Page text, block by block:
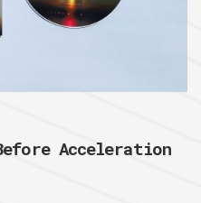
Acceleration